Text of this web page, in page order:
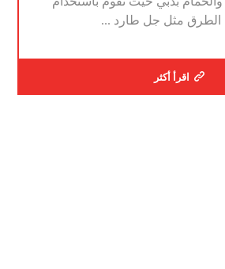
الطرق مثل جل طارد ...
اقرأ أكثر